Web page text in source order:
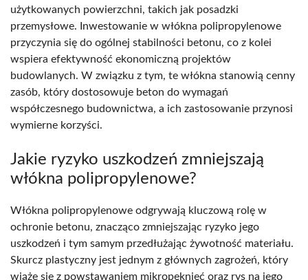
użytkowanych powierzchni, takich jak posadzki
przemysłowe. Inwestowanie w włókna polipropylenowe
przyczynia się do ogólnej stabilności betonu, co z kolei
wspiera efektywność ekonomiczną projektów
budowlanych. W związku z tym, te włókna stanowią cenny
zasób, który dostosowuje beton do wymagań
współczesnego budownictwa, a ich zastosowanie przynosi
wymierne korzyści.
Jakie ryzyko uszkodzeń zmniejszają
włókna polipropylenowe?
Włókna polipropylenowe odgrywają kluczową rolę w
ochronie betonu, znacząco zmniejszając ryzyko jego
uszkodzeń i tym samym przedłużając żywotność materiału.
Skurcz plastyczny jest jednym z głównych zagrożeń, który
wiąże się z powstawaniem mikropęknięć oraz rys na jego